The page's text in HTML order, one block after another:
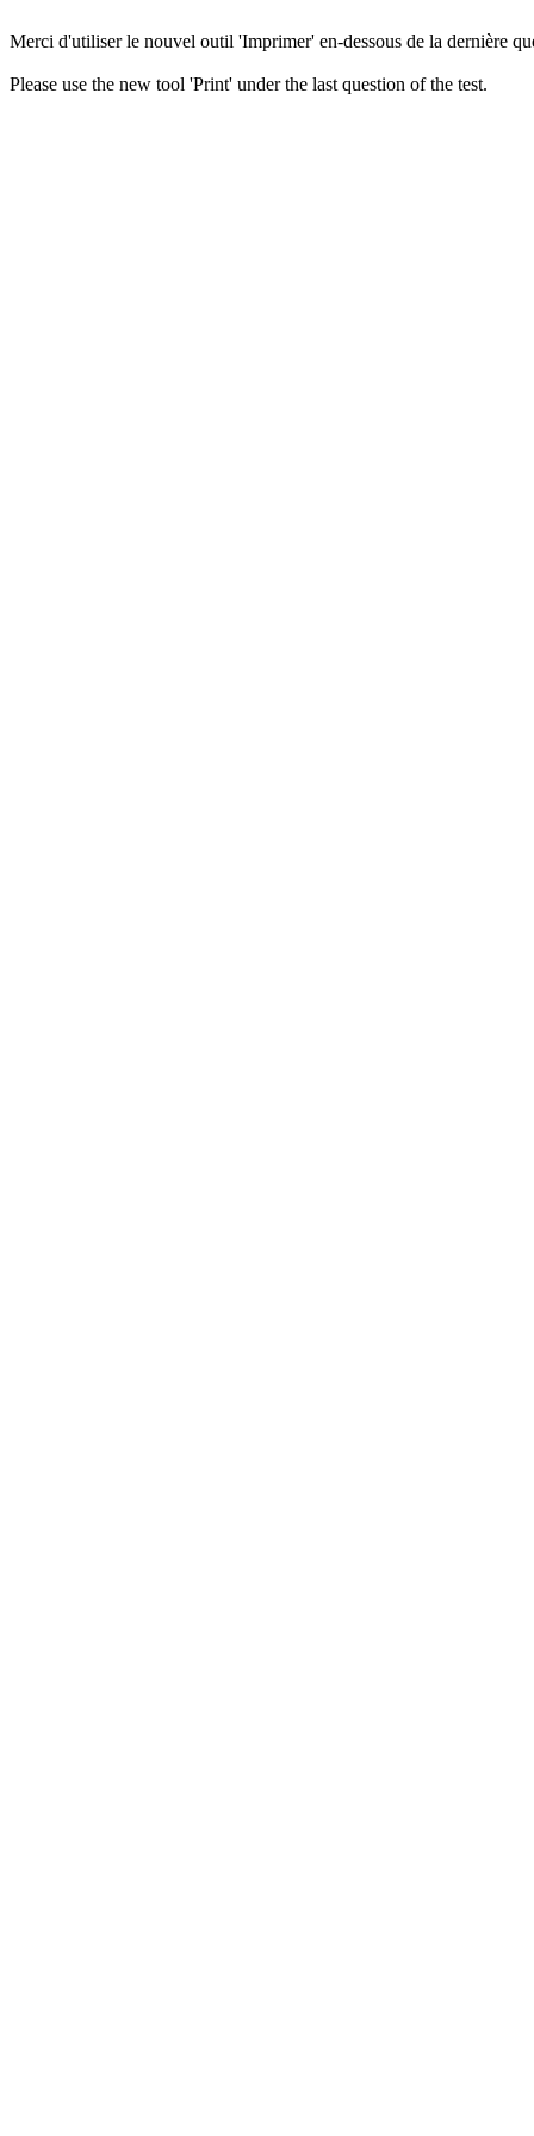
Merci d'utiliser le nouvel outil 'Imprimer' en-dessous de la dernière
Please use the new tool 'Print' under the last question of the test.